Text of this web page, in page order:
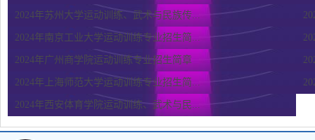
2024年苏州大学运动训练、武术与民族传...
2024年南京工业大学运动训练专业招生简...
2024年广州商学院运动训练专业招生简章
2024年上海师范大学运动训练专业招生简...
2024年西安体育学院运动训练、武术与民...